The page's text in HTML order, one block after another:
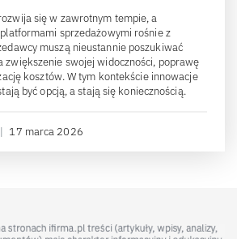
się w zawrotnym tempie, a
sprzedażowymi rośnie z
muszą nieustannie poszukiwać
zwiększenie swojej widoczności, poprawę
kosztów. W tym kontekście innowacje
być opcją, a stają się koniecznością.
| 17 marca 2026